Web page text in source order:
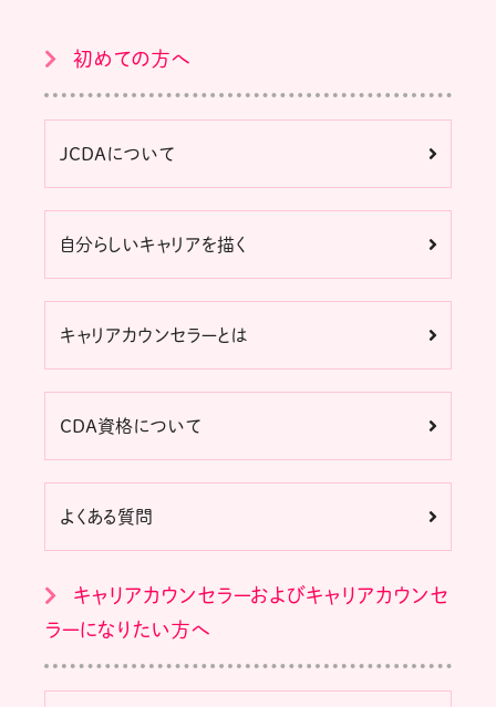
初めての方へ
JCDAについて
自分らしいキャリアを描く
キャリアカウンセラーとは
CDA資格について
よくある質問
キャリアカウンセラーおよびキャリアカウンセ
ラーになりたい方へ